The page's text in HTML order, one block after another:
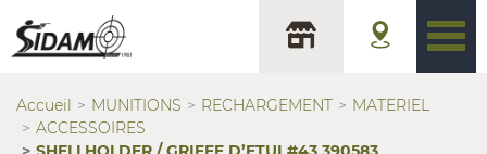
Accueil MUNITIONS RECHARGEMENT
MATERIEL
ACCESSOIRES